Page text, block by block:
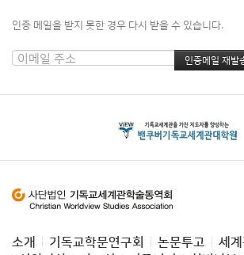
인증 메일을 받지 못한 경우 다시 받을 수 있습니다.
소개 기독교학문연구회 논문투고
세